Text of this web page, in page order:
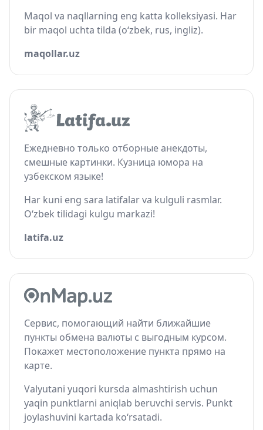
Maqol va naqllarning eng katta kolleksiyasi. Har
bir maqol uchta tilda (o‘zbek, rus, ingliz).
maqollar.uz
Ежедневно только отборные анекдоты,
смешные картинки. Кузница юмора на
узбекском языке!
Har kuni eng sara latifalar va kulguli rasmlar.
O‘zbek tilidagi kulgu markazi!
latifa.uz
Сервис, помогающий найти ближайшие
пункты обмена валюты с выгодным курсом.
Покажет местоположение пункта прямо на
карте.
Valyutani yuqori kursda almashtirish uchun
yaqin punktlarni aniqlab beruvchi servis. Punkt
joylashuvini kartada ko‘rsatadi.